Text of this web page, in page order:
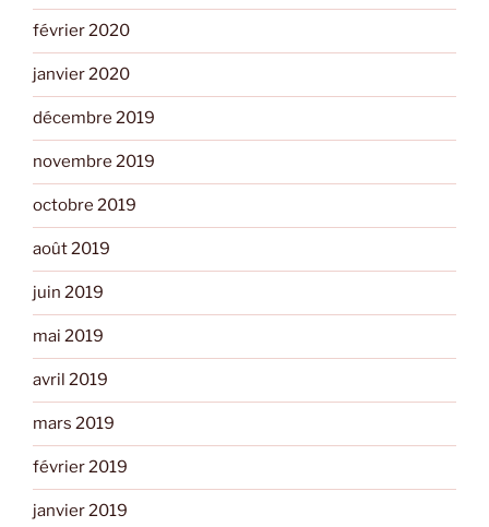
février 2020
janvier 2020
décembre 2019
novembre 2019
octobre 2019
août 2019
juin 2019
mai 2019
avril 2019
mars 2019
février 2019
janvier 2019